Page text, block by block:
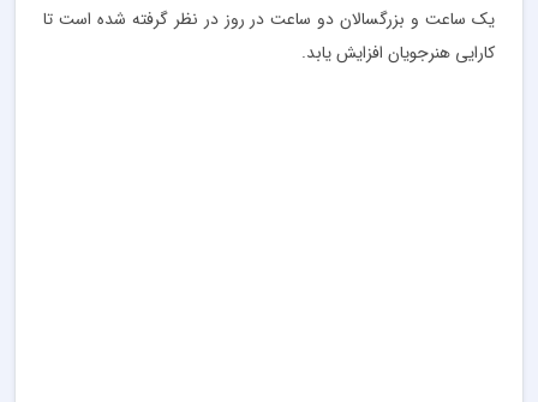
یک ساعت و بزرگسالان دو ساعت در روز در نظر گرفته شده است تا
کارایی هنرجویان افزایش یابد.